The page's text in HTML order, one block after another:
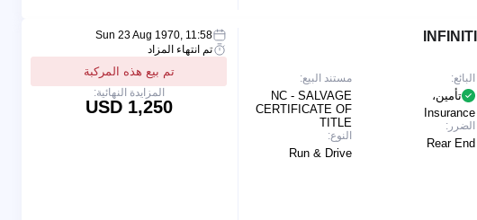
البائع:
تأمين،
Insurance
الضرر:
Rear End
مستند البيع:
NC - SALVAGE
CERTIFICATE OF
TITLE
النوع:
Run & Drive
Sun 23 Aug 1970, 11:58
تم انتهاء المزاد
تم بيع هذه المركبة
المزايدة النهائية:
1,250 USD